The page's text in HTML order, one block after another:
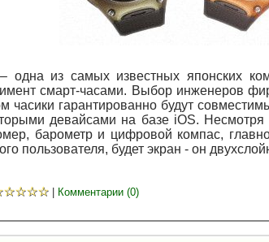
одна из самых известных японских
смарт-часами. Выбор инженеров
часики гарантированно будут
девайсами на базе iOS.
барометр и цифровой компас,
пользователя, будет экран - он
☆☆☆☆| Комментарии (0)